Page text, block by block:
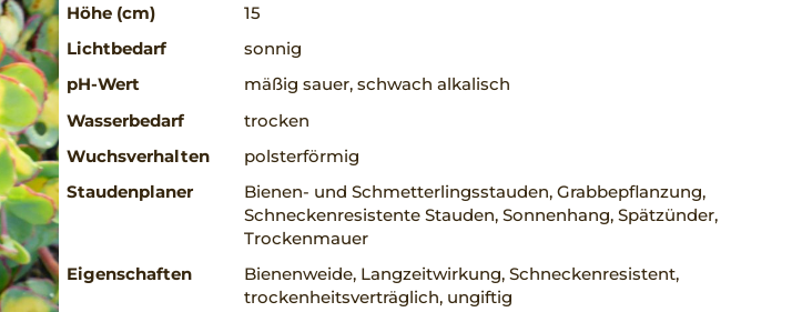
Höhe (cm)
15
Lichtbedarf
sonnig
pH-Wert
mäßig sauer, schwach alkalisch
Wasserbedarf
trocken
Wuchsverhalten
polsterförmig
Staudenplaner
Bienen- und Schmetterlingsstauden, Grabbepflanzung,
Schneckenresistente Stauden, Sonnenhang, Spätzünder,
Trockenmauer
Eigenschaften
Bienenweide, Langzeitwirkung, Schneckenresistent,
trockenheitsverträglich, ungiftig